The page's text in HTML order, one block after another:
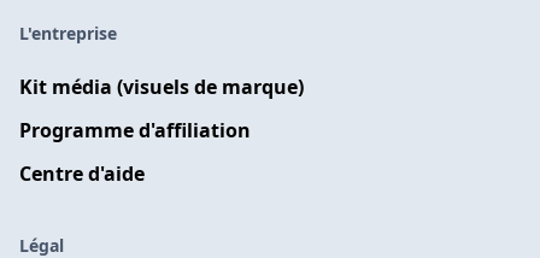
L'entreprise
Kit média (visuels de marque)
Programme d'affiliation
Centre d'aide
Légal